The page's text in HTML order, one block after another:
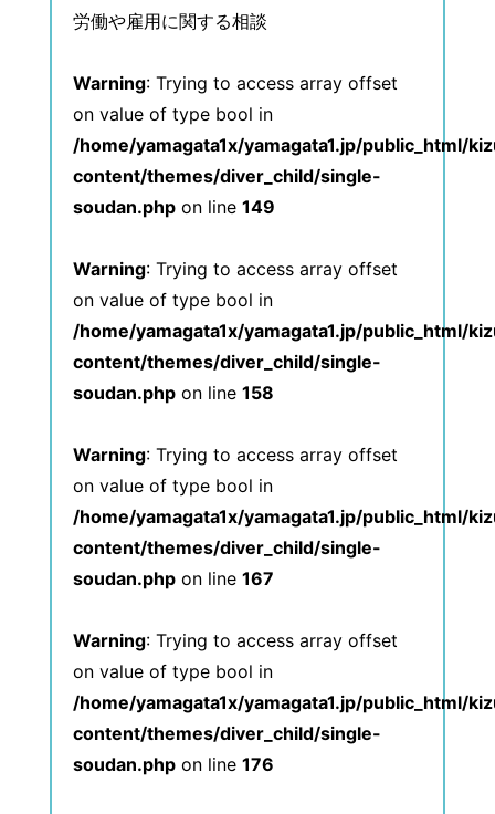
労働や雇用に関する相談
Warning: Trying to access array offset
on value of type bool in
/home/yamagata1x/yamagata1.jp/public_html/
content/themes/diver_child/single-
soudan.php on line149
Warning: Trying to access array offset
on value of type bool in
/home/yamagata1x/yamagata1.jp/public_html/
content/themes/diver_child/single-
soudan.php on line158
Warning: Trying to access array offset
on value of type bool in
/home/yamagata1x/yamagata1.jp/public_html/
content/themes/diver_child/single-
soudan.php on line167
Warning: Trying to access array offset
on value of type bool in
/home/yamagata1x/yamagata1.jp/public_html/
content/themes/diver_child/single-
soudan.php on line176